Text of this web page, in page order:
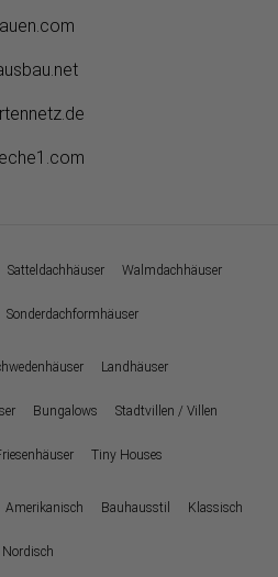
Satteldachhäuser Walmdachhäuser
Sonderdachformhäuser
Landhäuser
Bungalows Stadtvillen / Villen
Tiny Houses
Amerikanisch Bauhausstil Klassisch
Nordisch